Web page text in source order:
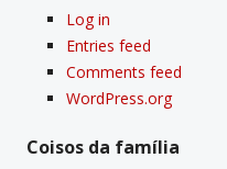
Log in
Entries feed
Comments feed
WordPress.org
Coisos da famí­lia